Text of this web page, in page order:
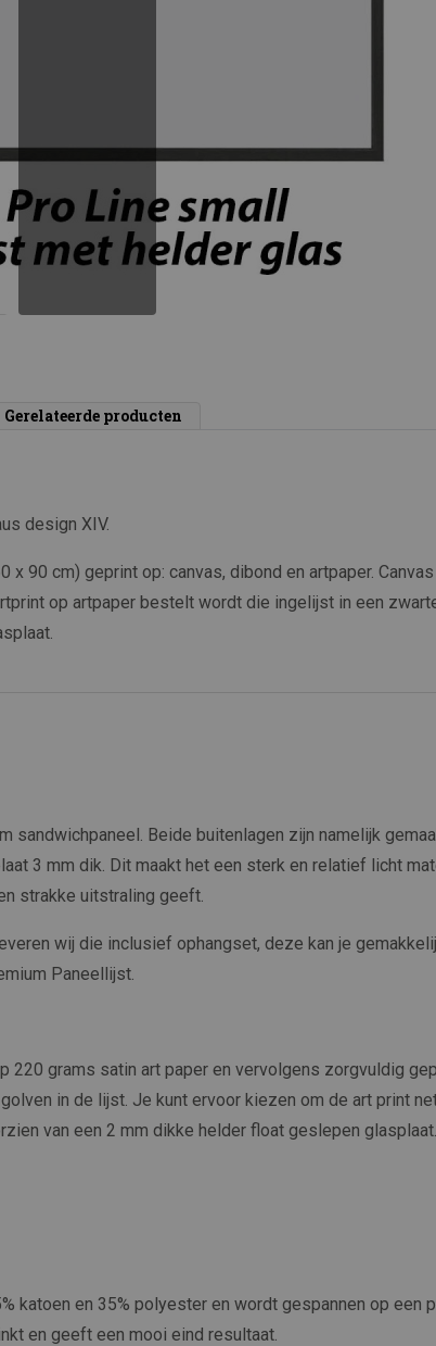
Gerelateerde producten
design XIV.
x 90 cm) geprint op: canvas, dibond en artpaper.
op artpaper bestelt wordt die ingelijst in een
sandwichpaneel. Beide buitenlagen zijn namelijk
3 mm dik. Dit maakt het een sterk en relatief licht
strakke uitstraling geeft.
wij die inclusief ophangset, deze kan je
Paneellijst.
220 grams satin art paper en vervolgens zorgvuldig
in de lijst. Je kunt ervoor kiezen om de art print
van een 2 mm dikke helder float geslepen
katoen en 35% polyester en wordt gespannen op een
en geeft een mooi eind resultaat.